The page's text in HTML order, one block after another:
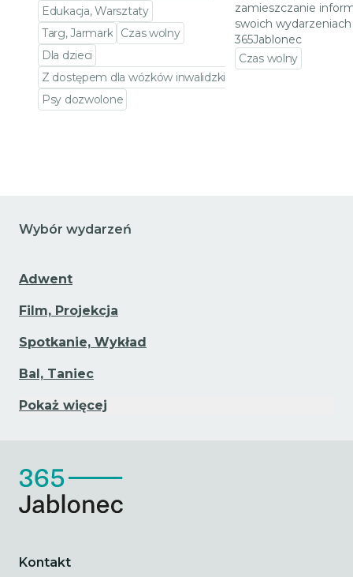
Edukacja, Warsztaty
Targ, Jarmark
Czas wolny
Dla dzieci
Z dostępem dla wózków inwalidzkich
Psy dozwolone
zamieszczanie
swoich
365Jablonec
Czas wolny
Wybór wydarzeń
Adwent
Film, Projekcja
Spotkanie, Wykład
Bal, Taniec
Pokaż więcej
Kontakt